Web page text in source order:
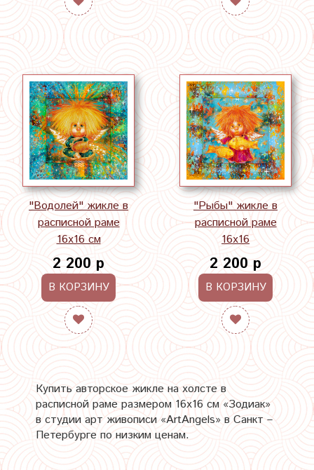
"Водолей" жикле в
расписной раме
16х16 см
2 200 р
В КОРЗИНУ
"Рыбы" жикле в
расписной раме
16х16
2 200 р
В КОРЗИНУ
Купить авторское жикле на холсте в
расписной раме размером 16х16 см «Зодиак»
в студии арт живописи «ArtAngels» в Санкт –
Петербурге по низким ценам.